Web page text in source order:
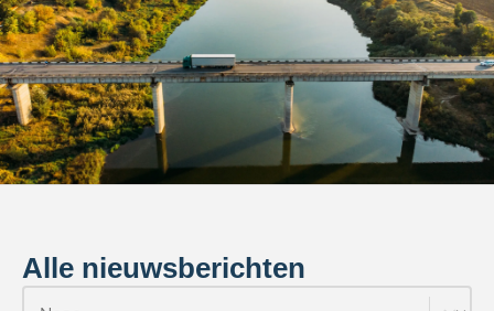
Alle nieuwsberichten